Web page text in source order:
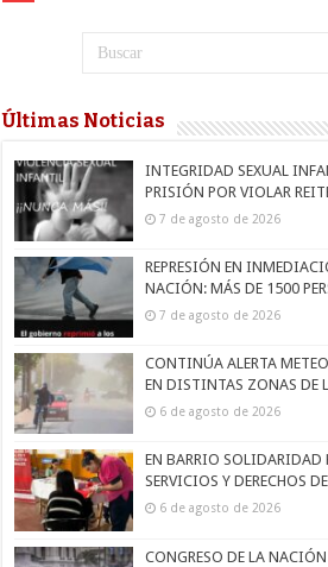
Últimas Noticias
INTEGRIDAD SEXUAL
PRISIÓN POR VIOLAR
7 de agosto de 2026
REPRESIÓN EN
NACIÓN: MÁS DE 1500
7 de agosto de 2026
CONTINÚA ALERTA
EN DISTINTAS ZONAS DE
6 de agosto de 2026
EN BARRIO SOLIDARIDAD
SERVICIOS Y DERECHOS
6 de agosto de 2026
CONGRESO DE LA